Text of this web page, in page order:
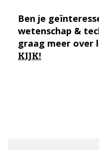
Ben je
wetenschap &
graag meer over
KIJK!